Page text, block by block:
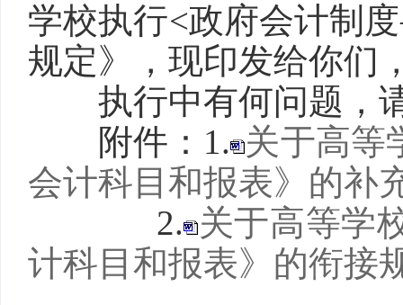
学校执行<政府会计制
规定》，现印发给你们
执行中有何问题，
附件： 1. 关于高
会计科目和报表》的补
2. 关于高等学
计科目和报表》的衔接